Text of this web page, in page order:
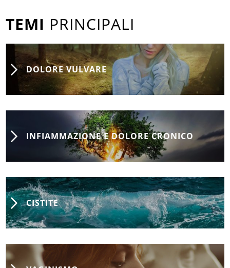
TEMI PRINCIPALI
DOLORE VULVARE
INFIAMMAZIONE E DOLORE CRONICO
CISTITE